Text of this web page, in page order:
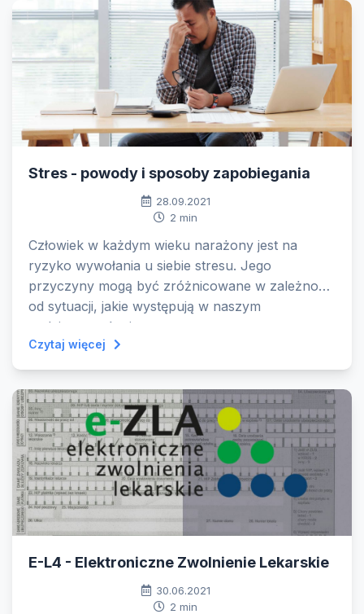
Stres - powody i sposoby zapobiegania
28.09.2021
2 min
Człowiek w każdym wieku narażony jest na
ryzyko wywołania u siebie stresu. Jego
przyczyny mogą być zróżnicowane w zależności
od sytuacji, jakie występują w naszym
codziennym życiu.
Czytaj więcej
E-L4 - Elektroniczne Zwolnienie Lekarskie
30.06.2021
2 min